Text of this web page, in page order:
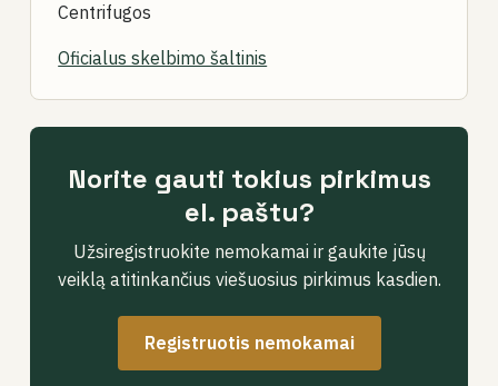
Centrifugos
Oficialus skelbimo šaltinis
Norite gauti tokius pirkimus
el. paštu?
Užsiregistruokite nemokamai ir gaukite jūsų
veiklą atitinkančius viešuosius pirkimus kasdien.
Registruotis nemokamai